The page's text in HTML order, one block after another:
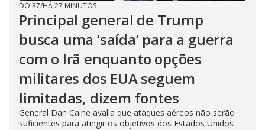
DO R7/HÁ 27 MINUTOS
Principal general de Trump
busca uma ‘saída’ para a guerra
com o Irã enquanto opções
militares dos EUA seguem
limitadas, dizem fontes
General Dan Caine avalia que ataques aéreos não serão
suficientes para atingir os objetivos dos Estados Unidos